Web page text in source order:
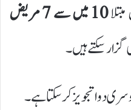
10 میں سے 7 مریض
سکتے ہیں۔
دوا تجویز کر سکتا ہے۔